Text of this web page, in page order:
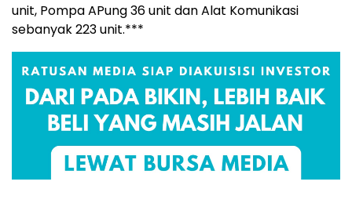
unit, Pompa APung 36 unit dan Alat Komunikasi
sebanyak 223 unit.***